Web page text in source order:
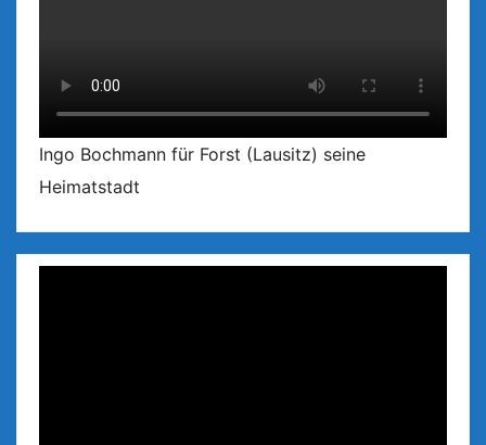
Ingo Bochmann für Forst (Lausitz) seine
Heimatstadt